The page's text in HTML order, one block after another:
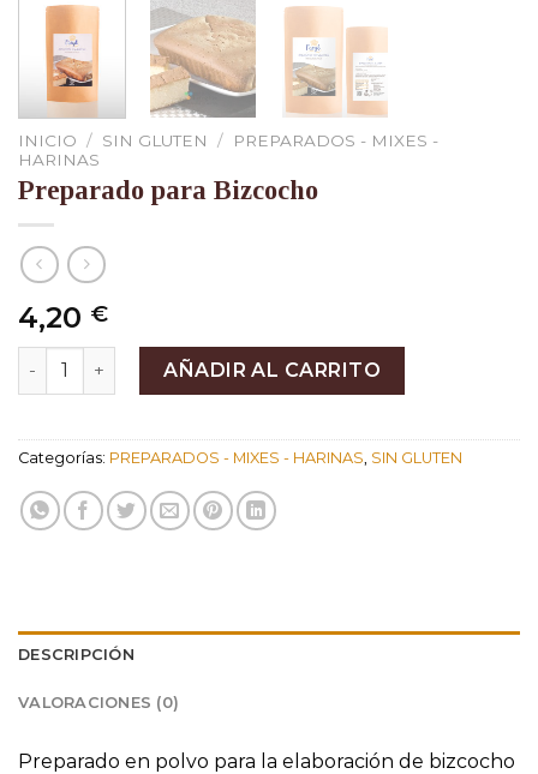
INICIO / SIN GLUTEN /
PREPARADOS - MIXES -
HARINAS
Preparado para Bizcocho
4,20 €
Preparado para Bizcocho cantidad
AÑADIR AL CARRITO
Categorías: PREPARADOS - MIXES - HARINAS SIN GLUTEN
DESCRIPCIÓN
VALORACIONES (0)
Preparado en polvo para la elaboración de bizcocho